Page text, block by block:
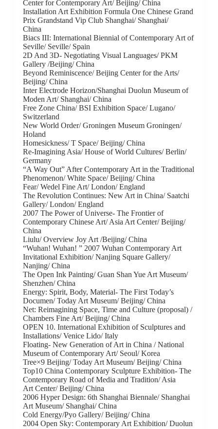
Center for Contemporary Art/ Beijing/ China
Installation Art Exhibition Formula One Chinese Grand
Prix Grandstand Vip Club Shanghai/ Shanghai/
China
Biacs III: International Biennial of Contemporary Art of
Seville/ Seville/ Spain
2D And 3D- Negotiating Visual Languages/ PKM
Gallery /Beijing/ China
Beyond Reminiscence/ Beijing Center for the Arts/
Beijing/ China
Inter Electrode Horizon/Shanghai Duolun Museum of
Moden Art/ Shanghai/ China
Free Zone China/ BSI Exhibition Space/ Lugano/
Switzerland
New World Order/ Groningen Museum Groningen/
Holand
Homesickness/ T Space/ Beijing/ China
Re-Imagining Asia/ House of World Cultures/ Berlin/
Germany
“A Way Out” After Contemporary Art in the Traditional
Phenomenon/ White Space/ Beijing/ China
Fear/ Wedel Fine Art/ London/ England
The Revolution Continues: New Art in China/ Saatchi
Gallery/ London/ England
2007 The Power of Universe- The Frontier of
Contemporary Chinese Art/ Asia Art Center/ Beijing/
China
Liulu/ Overview Joy Art /Beijing/ China
“Wuhan! Wuhan! ” 2007 Wuhan Contemporary Art
Invitational Exhibition/ Nanjing Square Gallery/
Nanjing/ China
The Open Ink Painting/ Guan Shan Yue Art Museum/
Shenzhen/ China
Energy: Spirit, Body, Material- The First Today’s
Documen/ Today Art Museum/ Beijing/ China
Net: Reimagining Space, Time and Culture (proposal) /
Chambers Fine Art/ Beijing/ China
OPEN 10. International Exhibition of Sculptures and
Installations/ Venice Lido/ Italy
Floating- New Generation of Art in China / National
Museum of Contemporary Art/ Seoul/ Korea
Tree×9 Beijing/ Today Art Museum/ Beijing/ China
Top10 China Contemporary Sculpture Exhibition- The
Contemporary Road of Media and Tradition/ Asia
Art Center/ Beijing/ China
2006 Hyper Design: 6th Shanghai Biennale/ Shanghai
Art Museum/ Shanghai/ China
Cold Energy/Pyo Gallery/ Beijing/ China
2004 Open Sky: Contemporary Art Exhibition/ Duolun